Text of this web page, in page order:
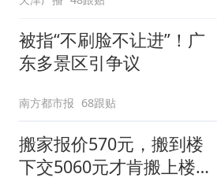
可延长到2037年
被指“不刷脸不让进”！广
东多景区引争议
南方都市报 68跟贴
搬家报价570元，搬到楼
下交5060元才肯搬上楼！